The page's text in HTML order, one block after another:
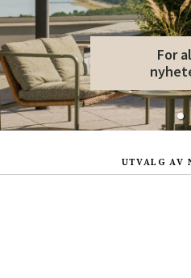
For
UTVALG AV